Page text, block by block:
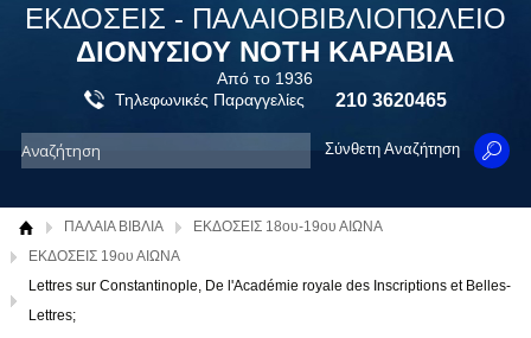
ΕΚΔΟΣΕΙΣ - ΠΑΛΑΙΟΒΙΒΛΙΟΠΩΛΕΙΟ
ΔΙΟΝΥΣΙΟΥ ΝΟΤΗ ΚΑΡΑΒΙΑ
Από το 1936
Τηλεφωνικές Παραγγελίες
210 3620465
Σύνθετη Αναζήτηση
ΠΑΛΑΙΑ ΒΙΒΛΙΑ
ΕΚΔΟΣΕΙΣ 18ου-19ου ΑΙΩΝΑ
ΕΚΔΟΣΕΙΣ 19ου ΑΙΩΝΑ
Lettres sur Constantinople, De l'Académie royale des Inscriptions et Belles-
Lettres;